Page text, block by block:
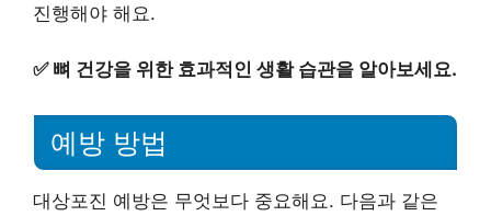
진행해야 해요.
✅ 뼈 건강을 위한 효과적인 생활 습관을 알아보세요.
예방 방법
대상포진 예방은 무엇보다 중요해요. 다음과 같은